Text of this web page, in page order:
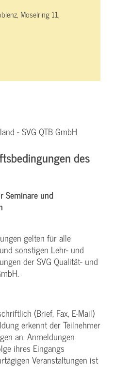
Moselring 11,
- SVG QTB GmbH
des
Seminare und
gelten für alle
sonstigen Lehr- und
der SVG Qualität- und
(Brief, Fax, E-Mail)
erkennt der Teilnehmer
an. Anmeldungen
ihres Eingangs
Veranstaltungen ist